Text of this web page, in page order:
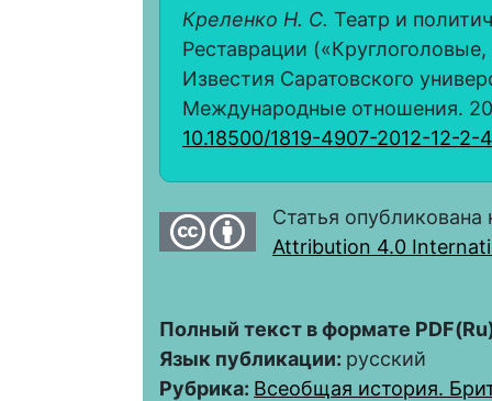
Креленко Н. С. Театр и
Реставрации
Известия Саратовского
Международные отношения.
10.18500/1819-4907-2012-12-2-
Статья
Attribution 4.0
Полный текст в формате
Язык публикации: русский
Рубрика: Всеобщая история.